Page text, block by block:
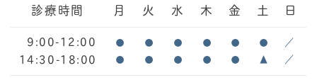
診療時間 月 火 水 木 金 土 日
9:00-12:00 ● ● ● ● ● ● ／
14:30-18:00 ● ● ● ● ● ▲ ／